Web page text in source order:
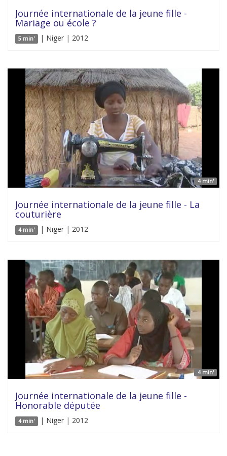
Journée internationale de la jeune fille -
Mariage ou école ?
5 min' | Niger | 2012
4 min'
Journée internationale de la jeune fille - La
couturière
4 min' | Niger | 2012
4 min'
Journée internationale de la jeune fille -
Honorable députée
4 min' | Niger | 2012